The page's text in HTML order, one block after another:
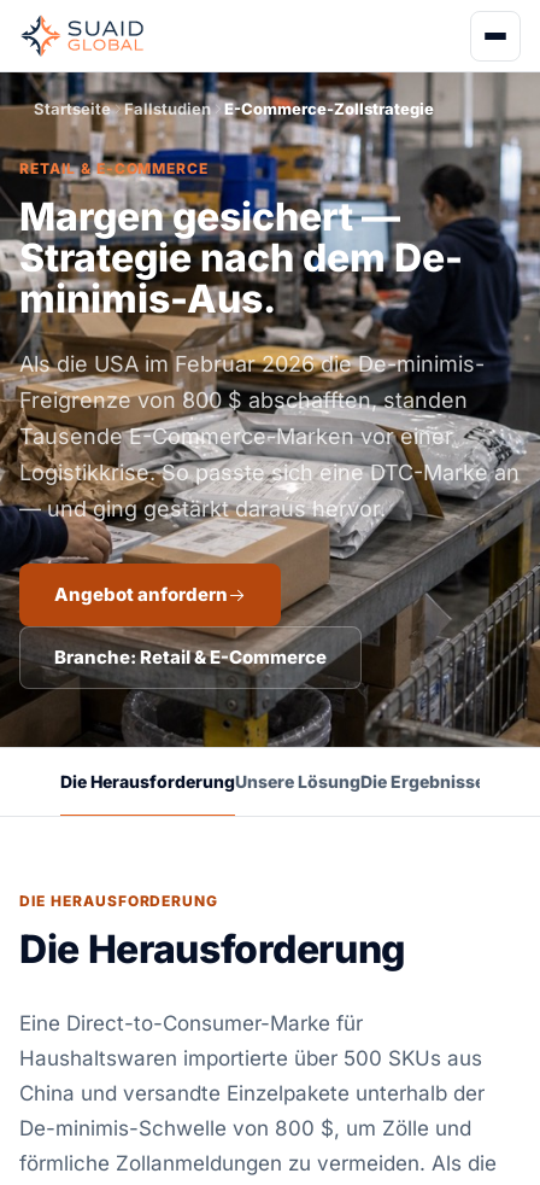
Startseite Fallstudien E-Commerce-Zollstrategie
RETAIL & E-COMMERCE
Margen gesichert —
Strategie nach dem De-
minimis-Aus.
Als die USA im Februar 2026 die De-minimis-
Freigrenze von 800 $ abschafften, standen
Tausende E-Commerce-Marken vor einer
Logistikkrise. So passte sich eine DTC-Marke an
— und ging gestärkt daraus hervor.
Angebot anfordern
Branche: Retail & E-Commerce
Die HerausforderungUnsere LösungDie Ergebnisse
DIE HERAUSFORDERUNG
Die Herausforderung
Eine Direct-to-Consumer-Marke für
Haushaltswaren importierte über 500 SKUs aus
China und versandte Einzelpakete unterhalb der
De-minimis-Schwelle von 800 $, um Zölle und
förmliche Zollanmeldungen zu vermeiden. Als die